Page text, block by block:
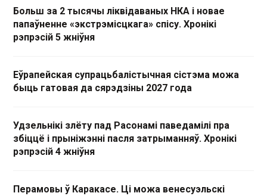
Больш за 2 тысячы ліквідаваных НКА і новае
папаўненне «экстрэмісцкага» спісу. Хронікі
рэпрэсій 5 жніўня
Еўрапейская супрацьбалістычная сістэма можа
быць гатовая да сярэдзіны 2027 года
Удзельнікі злёту пад Расонамі паведамілі пра
збіццё і прыніжэнні пасля затрыманняў. Хронікі
рэпрэсій 4 жніўня
Перамовы ў Каракасе. Ці можа венесуэльскі